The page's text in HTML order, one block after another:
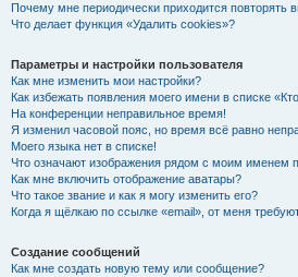
Почему мне периодически приходится повторять
Что делает функция «Удалить cookies»?
Параметры и настройки пользователя
Как мне изменить мои настройки?
Как избежать появления моего имени в списке
На конференции неправильное время!
Я изменил часовой пояс, но время всё равно
Моего языка нет в списке!
Что означают изображения рядом с моим именем
Как мне включить отображение аватары?
Что такое звание и как я могу изменить его?
Когда я щёлкаю по ссылке «email», от меня
Создание сообщений
Как мне создать новую тему или сообщение?